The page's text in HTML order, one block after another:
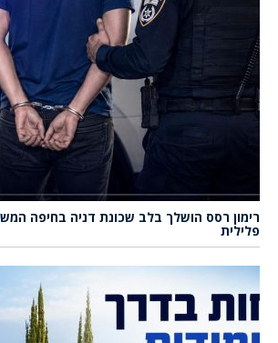
רימון רסס הושלך בלב שכונת דניה בחיפה
פלילית